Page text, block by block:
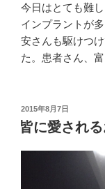
今日はとても難
インプラントが
安さんも駆けつ
た。患者さん、
投
稿
日:
2015年8月7日
皆に愛され